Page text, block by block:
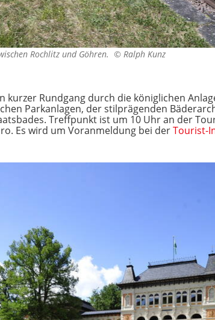
Rochlitz und Göhren. © Ralph Kunz
kurzer Rundgang durch die königlichen
Parkanlagen, der stilprägenden
Treffpunkt ist um 10 Uhr an der
Es wird um Voranmeldung bei derTourist-